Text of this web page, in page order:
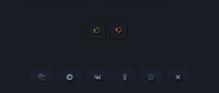
Копировать ссылкуПоделиться в Telegram
Поделиться ВКонтактеПоделиться в
Поделиться в